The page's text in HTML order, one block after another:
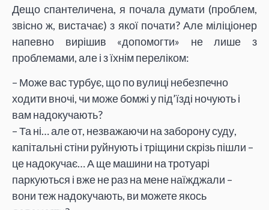
Дещо спантеличена, я почала думати (проблем,
звісно ж, вистачає) з якої почати? Але міліціонер
напевно вирішив «допомогти» не лише з
проблемами, але і з їхнім переліком:
– Може вас турбує, що по вулиці небезпечно
ходити вночі, чи може бомжі у під’їзді ночують і
вам надокучають?
– Та ні… але от, незважаючи на заборону суду,
капітальні стіни руйнують і тріщини скрізь пішли –
це надокучає… А ще машини на тротуарі
паркуються і вже не раз на мене наїжджали –
вони теж надокучають, ви можете якось